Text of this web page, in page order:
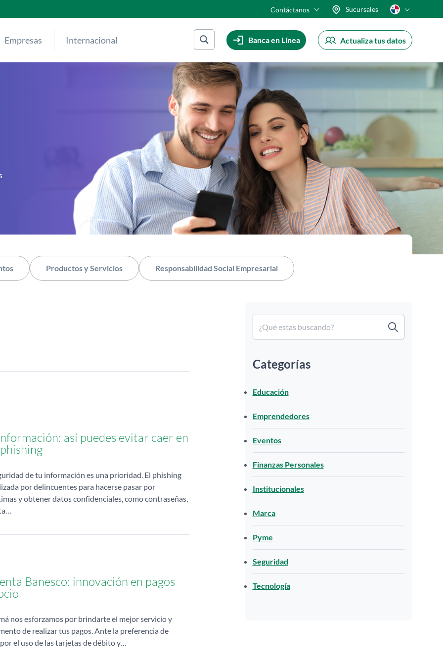
Contáctanos Sucursales
Empresas Internacional Banca en Línea Actualiza tus datos
Productos y Servicios Responsabilidad Social Empresarial
así puedes evitar caer en
de tu información es una prioridad. El phishing
por delincuentes para hacerse pasar por
y obtener datos confidenciales, como contraseñas,
Banesco: innovación en pagos
nos esforzamos por brindarte el mejor servicio y
de realizar tus pagos. Ante la preferencia de
el uso de las tarjetas de débito y…
Categorías
Educación
Emprendedores
Eventos
Finanzas Personales
Institucionales
Marca
Pyme
Seguridad
Tecnología